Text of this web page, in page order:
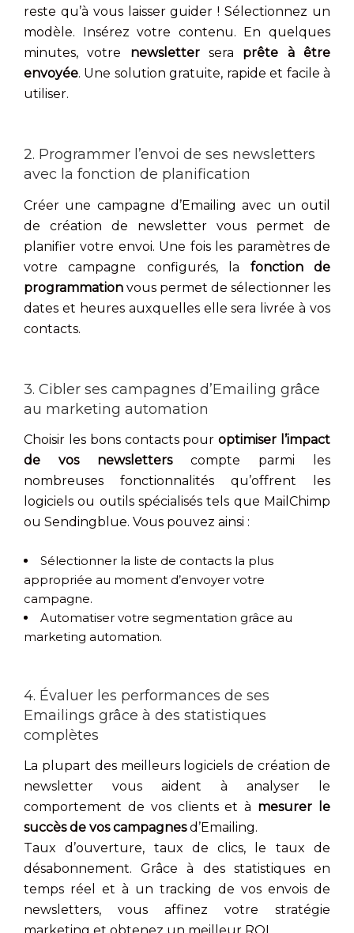
reste qu’à vous laisser guider ! Sélectionnez un
modèle. Insérez votre contenu. En quelques
minutes, votre newslettersera prête à être
envoyée. Une solution gratuite, rapide et facile à
utiliser.
2. Programmer l’envoi de ses newsletters
avec la fonction de planification
Créer une campagne d’Emailing avec un outil
de création de newsletter vous permet de
planifier votre envoi. Une fois les paramètres de
votre campagne configurés, la fonction de
programmation vous permet de sélectionner les
dates et heures auxquelles elle sera livrée à vos
contacts.
3. Cibler ses campagnes d’Emailing grâce
au marketing automation
Choisir les bons contacts pouroptimiser l’impact
de vos newsletterscompte parmi les
nombreuses fonctionnalités qu’offrent les
logiciels ou outils spécialisés tels que MailChimp
ou Sendingblue. Vous pouvez ainsi :
Sélectionner la liste de contacts la plus
appropriée au moment d’envoyer votre
campagne.
Automatiser votre segmentation grâce au
marketing automation.
4. Évaluer les performances de ses
Emailings grâce à des statistiques
complètes
La plupart des meilleurs logiciels de création de
newsletter vous aident à analyser le
comportement de vos clients et à mesurer le
succès de vos campagnesd’Emailing.
Taux d’ouverture, taux de clics, le taux de
désabonnement. Grâce à des statistiques en
temps réel et à un tracking de vos envois de
newsletters, vous affinez votre stratégie